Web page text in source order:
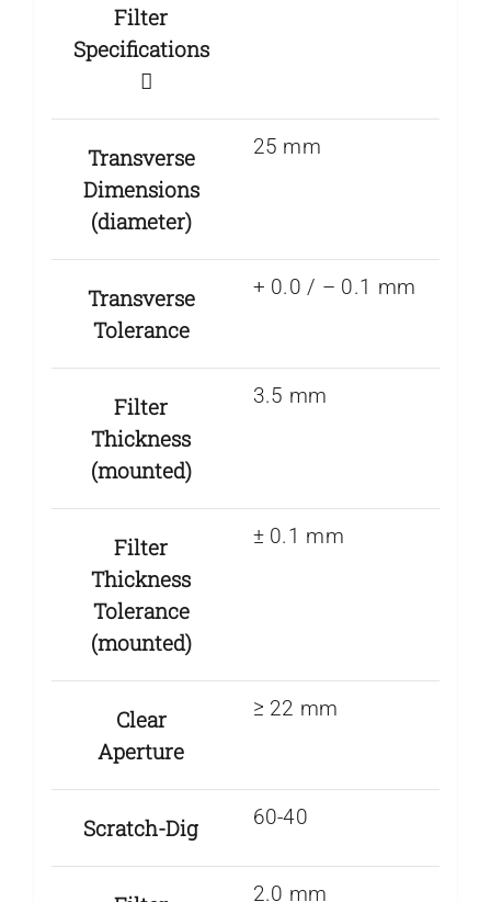
Filter
Specifications
Transverse
Dimensions
(diameter)
25 mm
Transverse
Tolerance
+ 0.0 / – 0.1 mm
Filter
Thickness
(mounted)
3.5 mm
Filter
Thickness
Tolerance
(mounted)
± 0.1 mm
Clear
Aperture
≥ 22 mm
Scratch-Dig 60-40
2.0 mm